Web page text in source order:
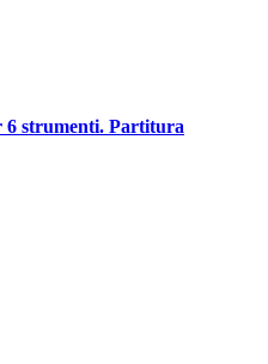
6 strumenti. Partitura